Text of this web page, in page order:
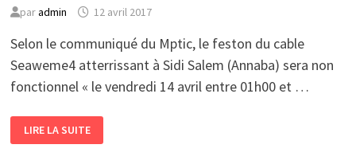
paradmin 12 avril 2017
Selon le communiqué du Mptic, le feston du cable
Seaweme4 atterrissant à Sidi Salem (Annaba) sera non
fonctionnel « le vendredi 14 avril entre 01h00 et …
À
DES
LIRE LA SUITE